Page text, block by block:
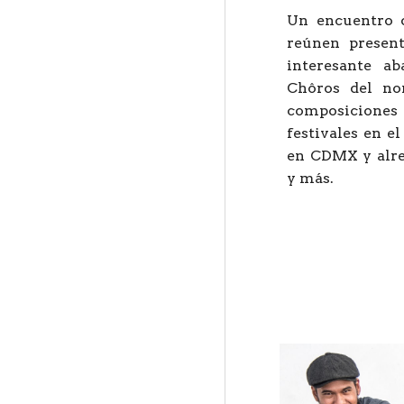
Un encuentro
reúnen
interesante
Chôros del
festivales en el
en CDMX y
y más.